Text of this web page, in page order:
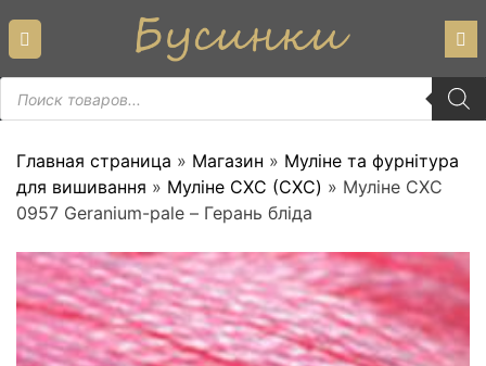
content
Пошук
товарів
Главная страница » Магазин » Муліне та фурнітура
для вишивання » Муліне СХС (CXC) » Муліне СХС
0957 Geranium-pale – Герань бліда